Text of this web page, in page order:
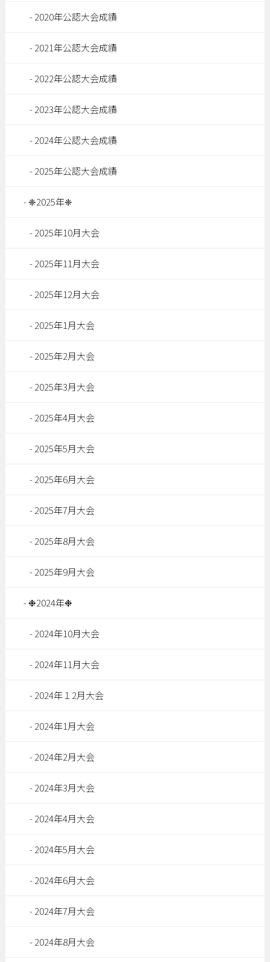
2020年公認大会成績
2021年公認大会成績
2022年公認大会成績
2023年公認大会成績
2024年公認大会成績
2025年公認大会成績
❈2025年❈
2025年10月大会
2025年11月大会
2025年12月大会
2025年1月大会
2025年2月大会
2025年3月大会
2025年4月大会
2025年5月大会
2025年6月大会
2025年7月大会
2025年8月大会
2025年9月大会
❉2024年❉
2024年10月大会
2024年11月大会
2024年１2月大会
2024年1月大会
2024年2月大会
2024年3月大会
2024年4月大会
2024年5月大会
2024年6月大会
2024年7月大会
2024年8月大会